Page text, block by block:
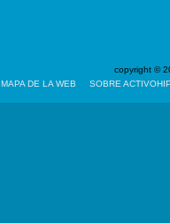
copyright ©
MAPA DE LA WEB SOBRE